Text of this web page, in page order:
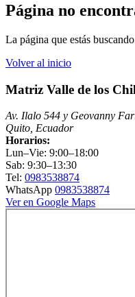
Página no
La página que estás
Volver al inicio
Matriz Valle de los
Av. Ilalo 544 y Geovanny
Quito, Ecuador
Horarios:
Lun–Vie: 9:00–18:00
Sab: 9:30–13:30
Tel: 0983538874
WhatsApp 0983538874
Ver en Google Maps